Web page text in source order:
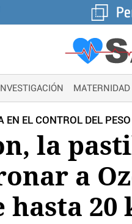
INVESTIGACIÓN MATERNIDAD
EN EL CONTROL DEL PESO
la
a
hasta 20